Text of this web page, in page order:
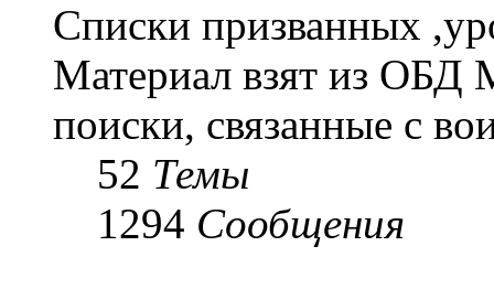
Списки призванных
Материал взят из ОБД
поиски, связанные с
52 Темы
1294 Сообщения